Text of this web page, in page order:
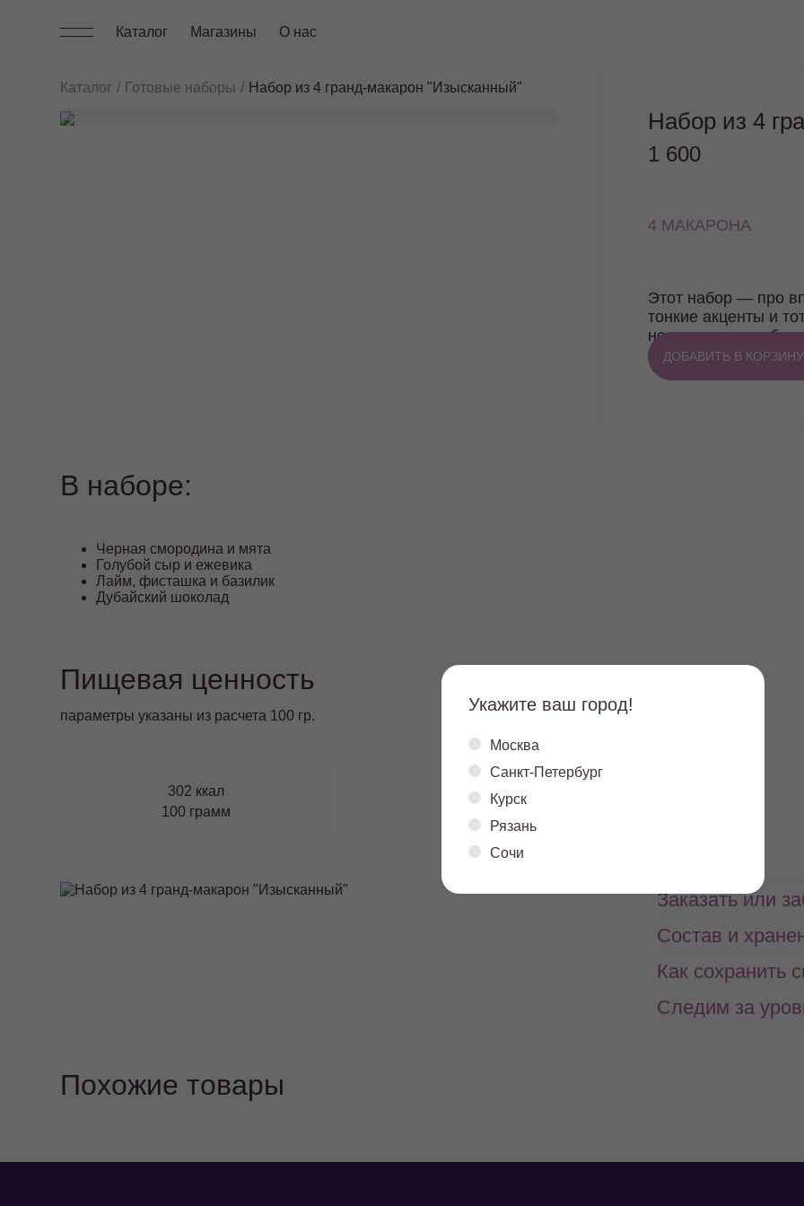
Каталог Магазины О нас
Каталог Готовые наборы Набор из 4 гранд-макарон "Изысканный"
Набор из 4
1 600
4 МАКАРОНА
Этот набор — про
тонкие акценты и
не только
подарка или
В наборе:
Черная смородина и мята
Голубой сыр и ежевика
Лайм, фисташка и базилик
Дубайский шоколад
Пищевая ценность
параметры указаны из расчета 100 гр.
302 ккал
100 грамм
5.3
Заказать или
Состав и
Как сохранить
Следим за
Похожие товары
Укажите ваш город!
Москва
Санкт-Петербург
Курск
Рязань
Сочи